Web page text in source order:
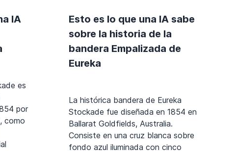
IA
es
por
como
Esto es lo que una IA sabe
sobre la historia de la
bandera Empalizada de
Eureka
La histórica bandera de Eureka
Stockade fue diseñada en 1854 en
Ballarat Goldfields, Australia.
Consiste en una cruz blanca sobre
fondo azul iluminada con cinco